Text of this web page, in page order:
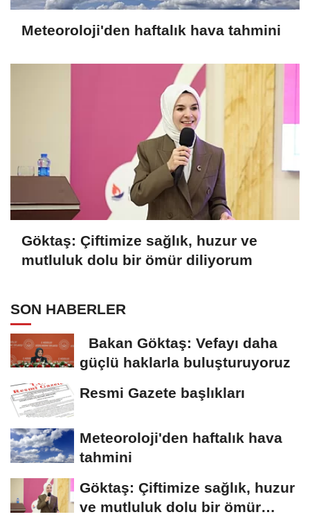
Meteoroloji'den haftalık hava tahmini
Göktaş: Çiftimize sağlık, huzur ve
mutluluk dolu bir ömür diliyorum
SON HABERLER
Bakan Göktaş: Vefayı daha
güçlü haklarla buluşturuyoruz
Resmi Gazete başlıkları
Meteoroloji'den haftalık hava
tahmini
Göktaş: Çiftimize sağlık, huzur
ve mutluluk dolu bir ömür